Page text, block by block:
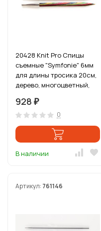
20428 Knit Pro Спицы
съемные "Symfonie" 6мм
для длины тросика 20см,
дерево, многоцветный,
928 ₽
0
В наличии
Артикул: 761146